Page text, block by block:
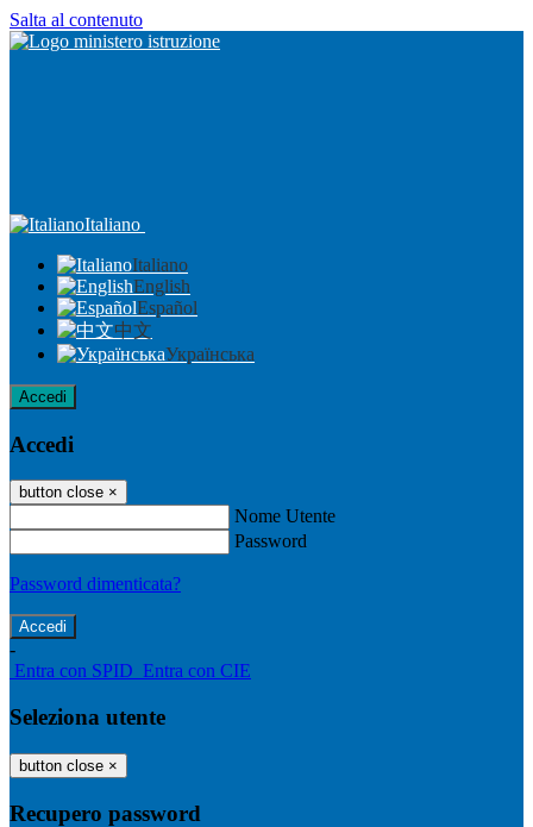
Salta al contenuto
Italiano
Italiano
English
Español
中文
Українська
Accedi
Accedi
button close ×
Nome Utente
Password
Password dimenticata?
-
Entra con SPID Entra con CIE
Seleziona utente
button close ×
Recupero password